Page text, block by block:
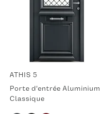
ATHIS 5
Porte d'entrée Aluminium
Classique